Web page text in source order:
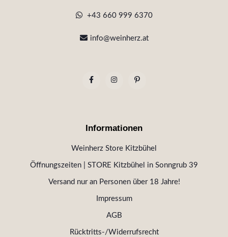
+43 660 999 6370
info@weinherz.at
Informationen
Weinherz Store Kitzbühel
Öffnungszeiten | STORE Kitzbühel in Sonngrub 39
Versand nur an Personen über 18 Jahre!
Impressum
AGB
Rücktritts-/Widerrufsrecht